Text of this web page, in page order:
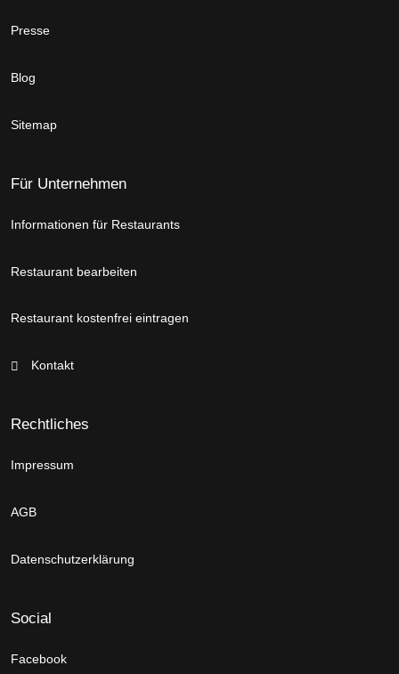
Presse
Blog
Sitemap
Für Unternehmen
Informationen für Restaurants
Restaurant bearbeiten
Restaurant kostenfrei eintragen
Kontakt
Rechtliches
Impressum
AGB
Datenschutzerklärung
Social
Facebook